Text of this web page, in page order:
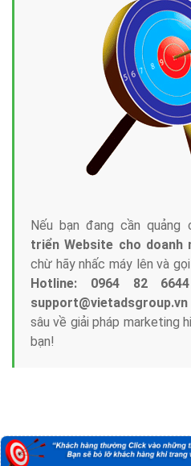
Nếu bạn đang cần quảng
triển Website cho doanh
chừ hãy nhấc máy lên và
Hotline: 0964 82
support@vietadsgroup.vn
sâu về giải pháp marketing
bạn!